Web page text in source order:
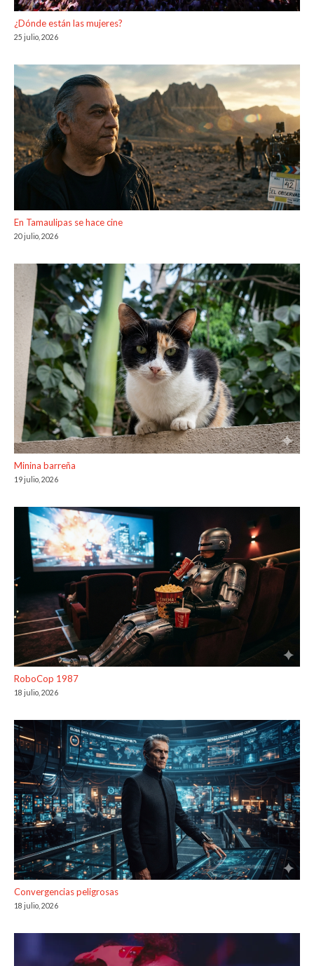
¿Dónde están las mujeres?
25 julio, 2026
En Tamaulipas se hace cine
20 julio, 2026
Minina barreña
19 julio, 2026
RoboCop 1987
18 julio, 2026
Convergencias peligrosas
18 julio, 2026